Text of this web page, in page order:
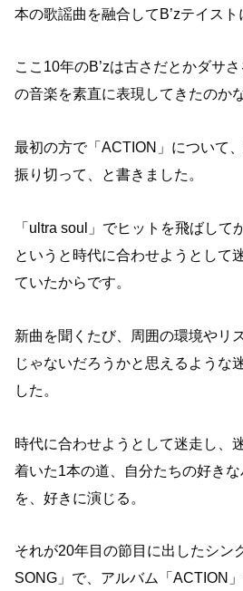
本の歌謡曲を融合してB’zテイスト
ここ10年のB’zは古さだとかダサ
の音楽を素直に表現してきたのか
最初の方で「ACTION」について
振り切って、と書きました。
「ultra soul」でヒットを飛ばして
というと時代に合わせようとして
ていたからです。
新曲を聞くたび、周囲の環境やリ
じゃないだろうかと思えるような
した。
時代に合わせようとして迷走し、
着いた1本の道、自分たちの好き
を、好きに演じる。
それが20年目の節目に出したシン
SONG」で、アルバム「ACTION